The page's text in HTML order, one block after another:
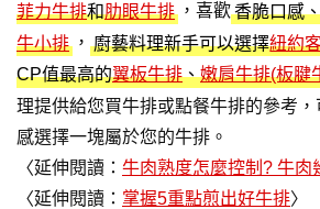
菲力牛排和肋眼牛排 ，喜歡香脆口感
牛小排 ，廚藝料理新手可以選擇紐約
CP值最高的翼板牛排、嫩肩牛排(板腱
理提供給您買牛排或點餐牛排的參考
感選擇一塊屬於您的牛排。
〈延伸閱讀： 牛肉熟度怎麼控制? 牛肉
〈延伸閱讀： 掌握5重點煎出好牛排〉